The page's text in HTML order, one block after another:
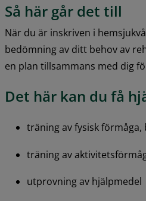
Så här går det till
När du är inskriven i
bedömning av ditt behov av
Det här kan du få
träning av fysisk förmåga,
träning av
utprovning av hjälpmedel